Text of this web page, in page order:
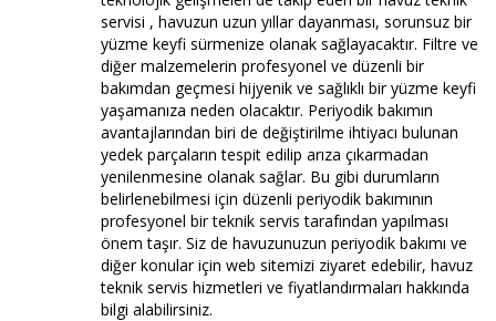
servisi , havuzun uzun yıllar dayanması, sorunsuz bir
yüzme keyfi sürmenize olanak sağlayacaktır. Filtre ve
diğer malzemelerin profesyonel ve düzenli bir
bakımdan geçmesi hijyenik ve sağlıklı bir yüzme keyfi
yaşamanıza neden olacaktır. Periyodik bakımın
avantajlarından biri de değiştirilme ihtiyacı bulunan
yedek parçaların tespit edilip arıza çıkarmadan
yenilenmesine olanak sağlar. Bu gibi durumların
belirlenebilmesi için düzenli periyodik bakımının
profesyonel bir teknik servis tarafından yapılması
önem taşır. Siz de havuzunuzun periyodik bakımı ve
diğer konular için web sitemizi ziyaret edebilir, havuz
teknik servis hizmetleri ve fiyatlandırmaları hakkında
bilgi alabilirsiniz.